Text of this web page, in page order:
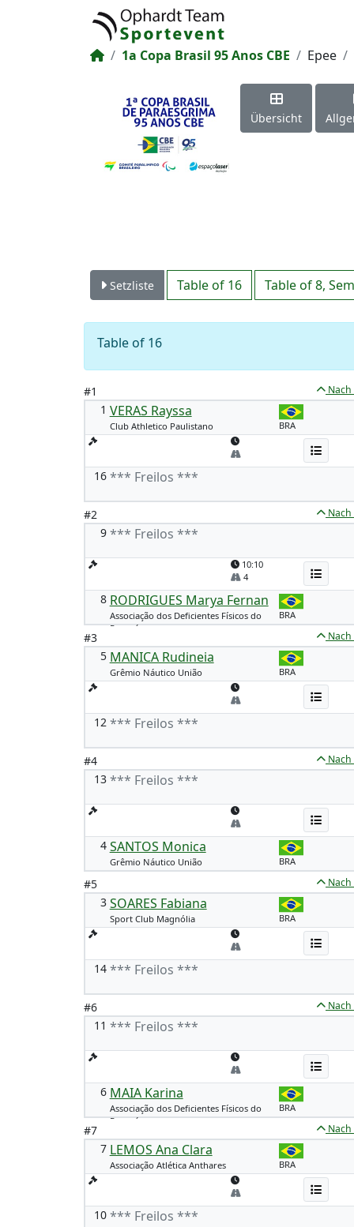
1a Copa Brasil 95 Anos CBE Epee
Übersicht
Setzliste Table of 16 Table of 8,
Table of 16
#1
1 VERAS Rayssa
Club Athletico Paulistano BRA
16 *** Freilos ***
#2
9 *** Freilos ***
10:10
4
8 RODRIGUES Marya Fernan
Associação dos Deficientes Físicos do
Paraná
BRA
#3
5 MANICA Rudineia
Grêmio Náutico União BRA
12 *** Freilos ***
#4
13 *** Freilos ***
4 SANTOS Monica
Grêmio Náutico União BRA
#5
3 SOARES Fabiana
Sport Club Magnólia BRA
14 *** Freilos ***
#6
11 *** Freilos ***
6 MAIA Karina
Associação dos Deficientes Físicos do
Paraná
BRA
#7
7 LEMOS Ana Clara
Associação Atlética Anthares BRA
10 *** Freilos ***